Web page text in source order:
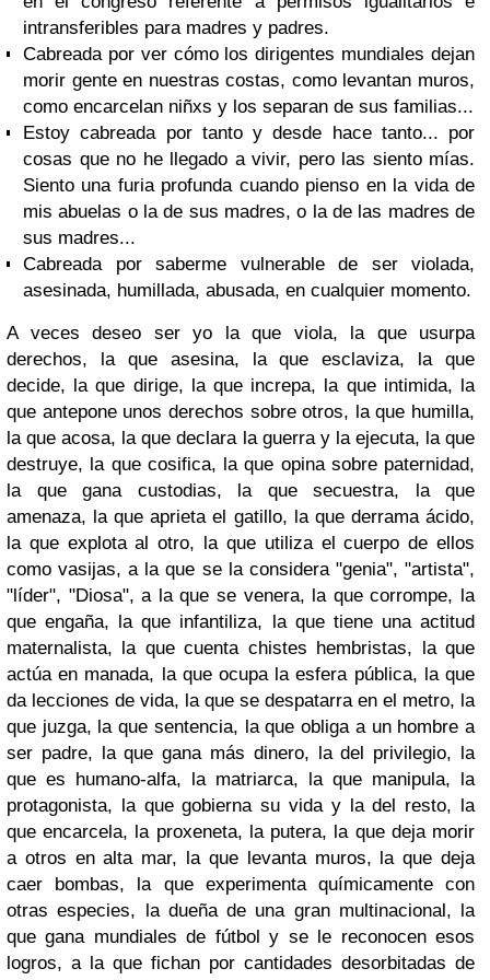
intransferibles para madres y padres.
Cabreada por ver cómo los dirigentes mundiales dejan
morir gente en nuestras costas, como levantan muros,
como encarcelan niñxs y los separan de sus familias...
Estoy cabreada por tanto y desde hace tanto... por
cosas que no he llegado a vivir, pero las siento mías.
Siento una furia profunda cuando pienso en la vida de
mis abuelas o la de sus madres, o la de las madres de
sus madres...
Cabreada por saberme vulnerable de ser violada,
asesinada, humillada, abusada, en cualquier momento.
A veces deseo ser yo la que viola, la que usurpa
derechos, la que asesina, la que esclaviza, la que
decide, la que dirige, la que increpa, la que intimida, la
que antepone unos derechos sobre otros, la que humilla,
la que acosa, la que declara la guerra y la ejecuta, la que
destruye, la que cosifica, la que opina sobre paternidad,
la que gana custodias, la que secuestra, la que
amenaza, la que aprieta el gatillo, la que derrama ácido,
la que explota al otro, la que utiliza el cuerpo de ellos
como vasijas, a la que se la considera "genia", "artista",
"líder", "Diosa", a la que se venera, la que corrompe, la
que engaña, la que infantiliza, la que tiene una actitud
maternalista, la que cuenta chistes hembristas, la que
actúa en manada, la que ocupa la esfera pública, la que
da lecciones de vida, la que se despatarra en el metro, la
que juzga, la que sentencia, la que obliga a un hombre a
ser padre, la que gana más dinero, la del privilegio, la
que es humano-alfa, la matriarca, la que manipula, la
protagonista, la que gobierna su vida y la del resto, la
que encarcela, la proxeneta, la putera, la que deja morir
a otros en alta mar, la que levanta muros, la que deja
caer bombas, la que experimenta químicamente con
otras especies, la dueña de una gran multinacional, la
que gana mundiales de fútbol y se le reconocen esos
logros, a la que fichan por cantidades desorbitadas de